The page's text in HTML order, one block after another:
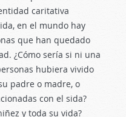
caritativa
en el mundo hay
que han quedado
¿Cómo sería si ni una
hubiera vivido
padre o madre, o
con el sida?
y toda su vida?